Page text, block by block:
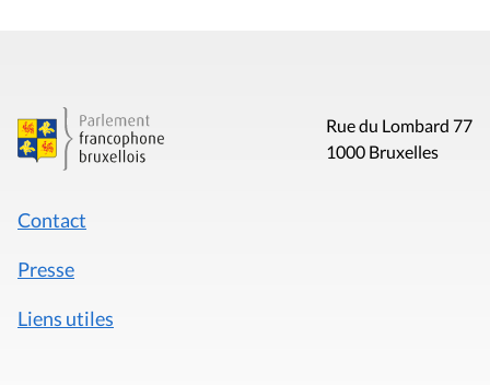
Rue du Lombard 77
1000 Bruxelles
Contact
Presse
Liens utiles